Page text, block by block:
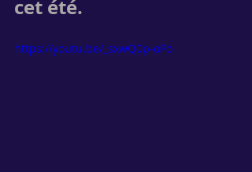
cet été.
https://youtu.be/_sxwQ0p-oPo